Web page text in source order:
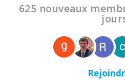
625 nouveaux